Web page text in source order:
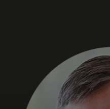
비즈니스 고객
모두를 위한 가치